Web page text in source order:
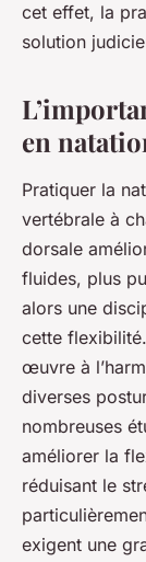
cet effet, la
solution
en
Pratiquer la
vertébrale à
dorsale
fluides, plus
alors une
cette
œuvre à
diverses
nombreuses
améliorer la
réduisant le
exigent une